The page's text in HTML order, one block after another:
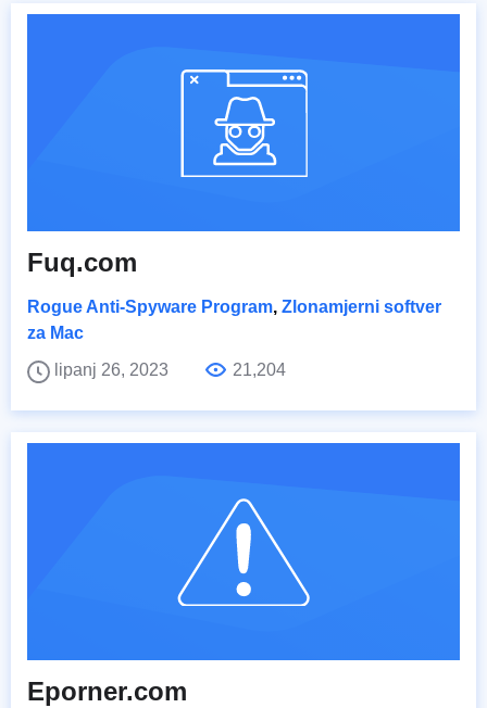
Fuq.com
Rogue Anti-Spyware Program, Zlonamjerni softver
za Mac
lipanj 26, 2023
21,204
Eporner.com